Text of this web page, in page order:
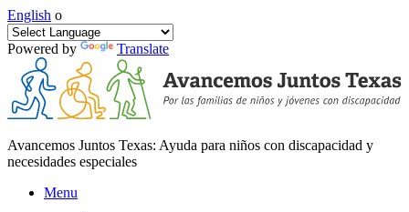
English o
Powered by Translate
Avancemos Juntos Texas: Ayuda para niños con discapacidad y
necesidades especiales
Menu